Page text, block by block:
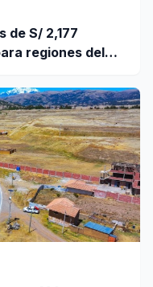
de S/ 2,177
regiones del